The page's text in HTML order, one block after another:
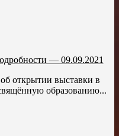
— 09.09.2021
открытии выставки в
образованию...